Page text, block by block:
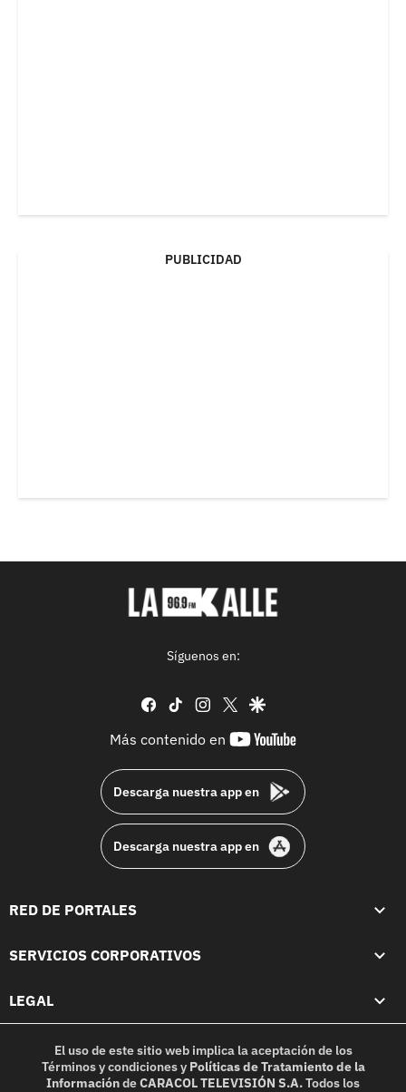
PUBLICIDAD
Síguenos en:
facebook
tiktok instagram
twittergoogle
Más contenido en
youtube-
Descarga nuestra app en
Descarga nuestra app en
RED DE PORTALES
SERVICIOS CORPORATIVOS
LEGAL
El uso de este sitio web implica la aceptación de los
Términos y condicionesy Políticas de Tratamiento de la
InformacióndeCARACOL TELEVISIÓN S.A.Todos los